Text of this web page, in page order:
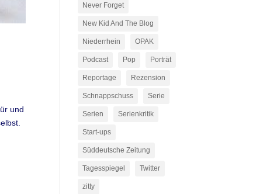
und
Never Forget
New Kid And The Blog
Niederrhein OPAK
Podcast Pop Porträt
Reportage Rezension
Schnappschuss Serie
Serien Serienkritik
Start-ups
Süddeutsche Zeitung
Tagesspiegel Twitter
zitty